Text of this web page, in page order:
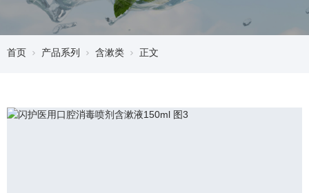
首页 产品系列 含漱类 正文